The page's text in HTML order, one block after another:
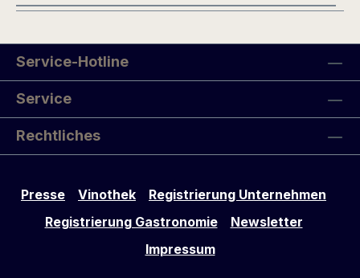
Service-Hotline
Service
Rechtliches
Presse Vinothek
Registrierung Unternehmen
Registrierung Gastronomie
Newsletter
Impressum